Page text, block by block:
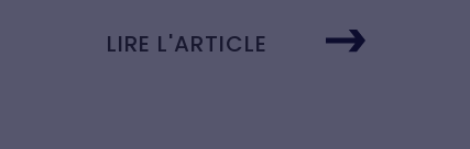
LIRE L'ARTICLE